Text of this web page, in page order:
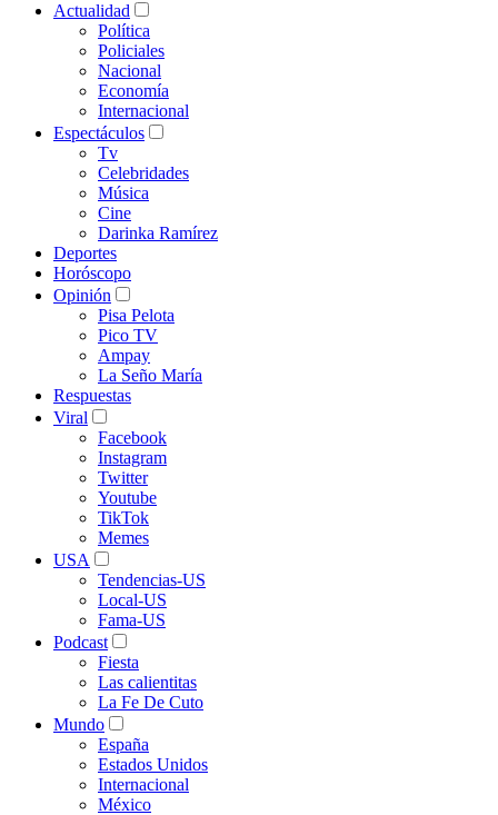
Actualidad
Política
Policiales
Nacional
Economía
Internacional
Espectáculos
Tv
Celebridades
Música
Cine
Darinka Ramírez
Deportes
Horóscopo
Opinión
Pisa Pelota
Pico TV
Ampay
La Seño María
Respuestas
Viral
Facebook
Instagram
Twitter
Youtube
TikTok
Memes
USA
Tendencias-US
Local-US
Fama-US
Podcast
Fiesta
Las calientitas
La Fe De Cuto
Mundo
España
Estados Unidos
Internacional
México